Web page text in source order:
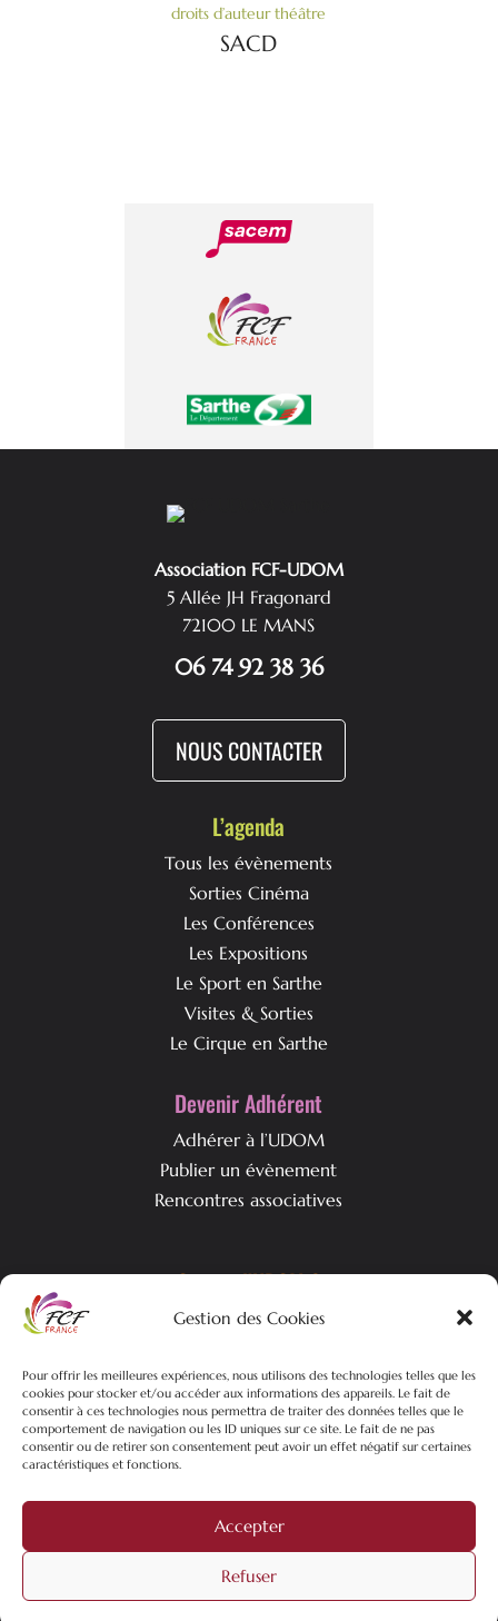
Gestion des Cookies
Pour offrir les meilleures expériences, nous utilisons des technologies telles que les
cookies pour stocker et/ou accéder aux informations des appareils. Le fait de
consentir à ces technologies nous permettra de traiter des données telles que le
comportement de navigation ou les ID uniques sur ce site. Le fait de ne pas
consentir ou de retirer son consentement peut avoir un effet négatif sur certaines
caractéristiques et fonctions.
Accepter
Refuser
droits d’auteur théâtre
SACD
Association FCF-UDOM
5 Allée JH Fragonard
72100 LE MANS
06 74 92 38 36
NOUS CONTACTER
L’agenda
Tous les évènements
Sorties Cinéma
Les Conférences
Les Expositions
Le Sport en Sarthe
Visites & Sorties
Le Cirque en Sarthe
Devenir Adhérent
Adhérer à l’UDOM
Publier un évènement
Rencontres associatives
Qui est l’UDOM ?
L’association & ses objectifs
Nos actualités
©2026 FCF-UDOM – Tous droits réservés | Plan du site |
Légales| Politique de confidentialités |Création site webPure
filiale dugroupe Mixtrio